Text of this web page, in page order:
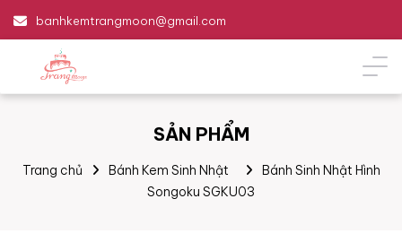
banhkemtrangmoon@gmail.com
SẢN PHẨM
Trang chủ Bánh Kem Sinh Nhật
Bánh Sinh Nhật Hình
Songoku SGKU03